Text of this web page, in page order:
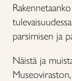
parsimisen ja
Näistä ja